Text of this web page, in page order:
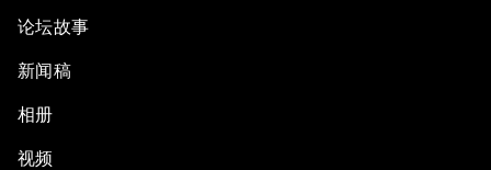
论坛故事
新闻稿
相册
视频